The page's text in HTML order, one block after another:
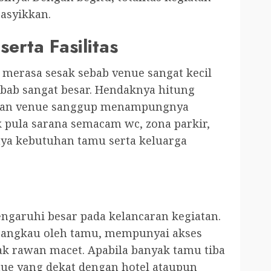
Fasilitas
sesak sebab venue sangat kecil
sangat besar. Hendaknya hitung
venue sanggup menampungnya
sarana semacam wc, zona parkir,
kebutuhan tamu serta keluarga
besar pada kelancaran kegiatan.
oleh tamu, mempunyai akses
rawan macet. Apabila banyak tamu tiba
yang dekat dengan hotel ataupun